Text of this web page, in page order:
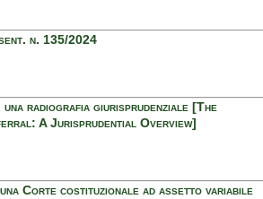
n. 135/2024
radiografia giurisprudenziale [The
A Jurisprudential Overview]
Corte costituzionale ad assetto variabile